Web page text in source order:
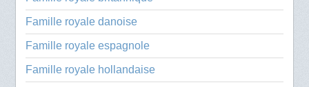
Famille royale danoise
Famille royale espagnole
Famille royale hollandaise